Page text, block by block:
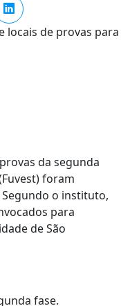
da segunda
foram
o instituto,
para
de São
fase.